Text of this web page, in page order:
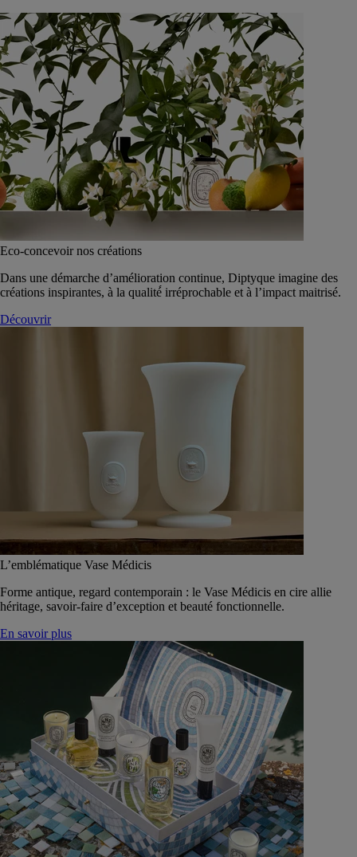
Eco-concevoir nos créations
Dans une démarche d’amélioration continue, Diptyque imagine des
créations inspirantes, à la qualité́ irréprochable et à l’impact maitrisé.
Découvrir
L’emblématique Vase Médicis
Forme antique, regard contemporain : le Vase Médicis en cire allie
héritage, savoir-faire d’exception et beauté fonctionnelle.
En savoir plus